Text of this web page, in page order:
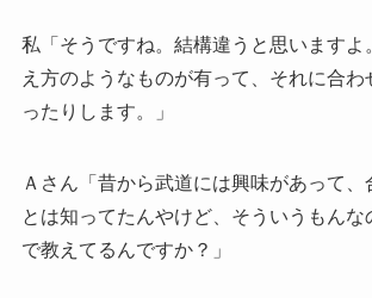
私「そうですね。結構違うと思いますよ
え方のようなものが有って、それに合わ
ったりします。」
Ａさん「昔から武道には興味があって、
とは知ってたんやけど、そういうもんな
で教えてるんですか？」